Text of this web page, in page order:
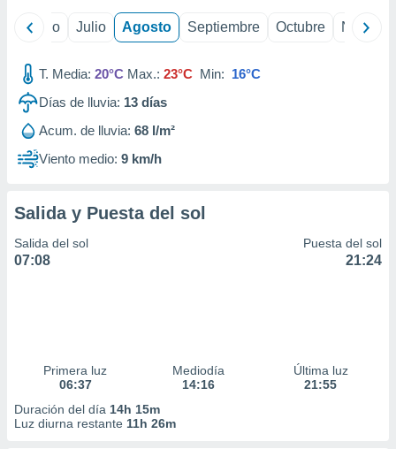
Junio Julio Agosto Septiembre Octubre
T. Media: 20°C Max.: 23°C Min: 16°C
Días de lluvia: 13 días
Acum. de lluvia: 68 l/m²
Viento medio: 9 km/h
Salida y Puesta del sol
Salida del sol
07:08
Puesta del sol
21:24
Primera luz
06:37
Mediodía
14:16
Última luz
21:55
Duración del día 14h 15m
Luz diurna restante 11h 26m